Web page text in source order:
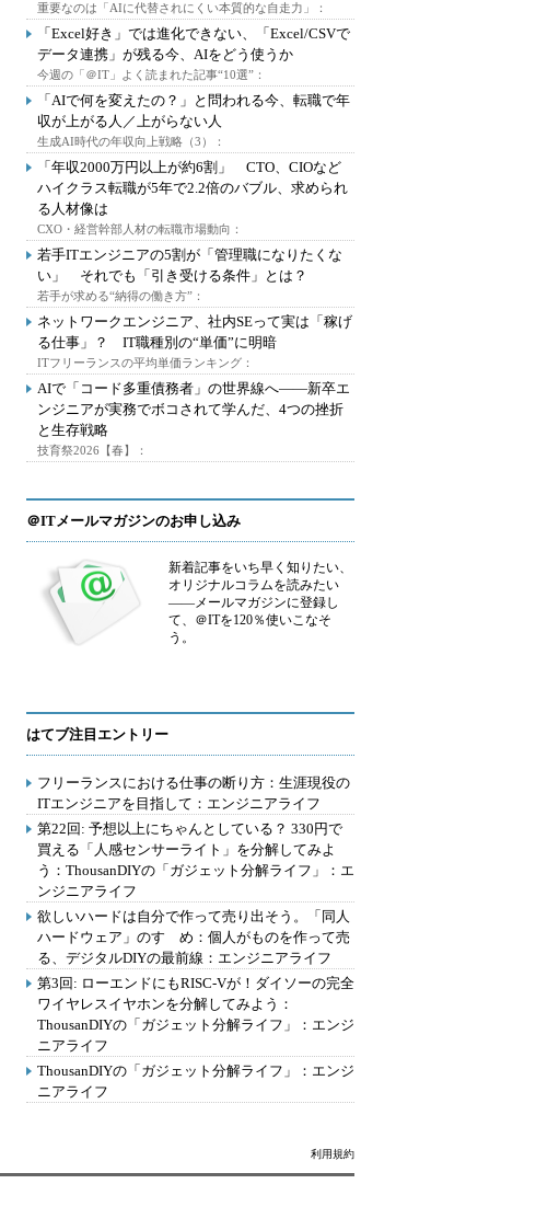
重要なのは「AIに代替されにくい本質的な自走力」：
「Excel好き」では進化できない、「Excel/CSVで
データ連携」が残る今、AIをどう使うか
今週の「＠IT」よく読まれた記事“10選”：
「AIで何を変えたの？」と問われる今、転職で年
収が上がる人／上がらない人
生成AI時代の年収向上戦略（3）：
「年収2000万円以上が約6割」 CTO、CIOなど
ハイクラス転職が5年で2.2倍のバブル、求められ
る人材像は
CXO・経営幹部人材の転職市場動向：
若手ITエンジニアの5割が「管理職になりたくな
い」 それでも「引き受ける条件」とは？
若手が求める“納得の働き方”：
ネットワークエンジニア、社内SEって実は「稼げ
る仕事」？ IT職種別の“単価”に明暗
ITフリーランスの平均単価ランキング：
AIで「コード多重債務者」の世界線へ――新卒エ
ンジニアが実務でボコされて学んだ、4つの挫折
と生存戦略
技育祭2026【春】：
＠ITメールマガジンのお申し込み
新着記事をいち早く知りたい、
オリジナルコラムを読みたい
――メールマガジンに登録し
て、＠ITを120％使いこなそ
う。
はてブ注目エントリー
フリーランスにおける仕事の断り方：生涯現役の
ITエンジニアを目指して：エンジニアライフ
第22回: 予想以上にちゃんとしている？ 330円で
買える「人感センサーライト」を分解してみよ
う：ThousanDIYの「ガジェット分解ライフ」：エ
ンジニアライフ
欲しいハードは自分で作って売り出そう。「同人
ハードウェア」のすゝめ：個人がものを作って売
る、デジタルDIYの最前線：エンジニアライフ
第3回: ローエンドにもRISC-Vが！ダイソーの完全
ワイヤレスイヤホンを分解してみよう：
ThousanDIYの「ガジェット分解ライフ」：エンジ
ニアライフ
ThousanDIYの「ガジェット分解ライフ」：エンジ
ニアライフ
利用規約